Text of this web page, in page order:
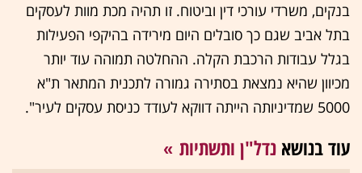
בנקים, משרדי עורכי דין וביטוח. זו תהיה מכת מוות לעסקים
בתל אביב שגם כך סובלים היום מירידה בהיקפי הפעילות
בגלל עבודות הרכבת הקלה. ההחלטה תמוהה עוד יותר
מכיוון שהיא נמצאת בסתירה גמורה לתכנית המתאר ת"א
5000 שמדיניותה הייתה דווקא לעודד כניסת עסקים לעיר".
עוד בנושא נדל"ן ותשתיות